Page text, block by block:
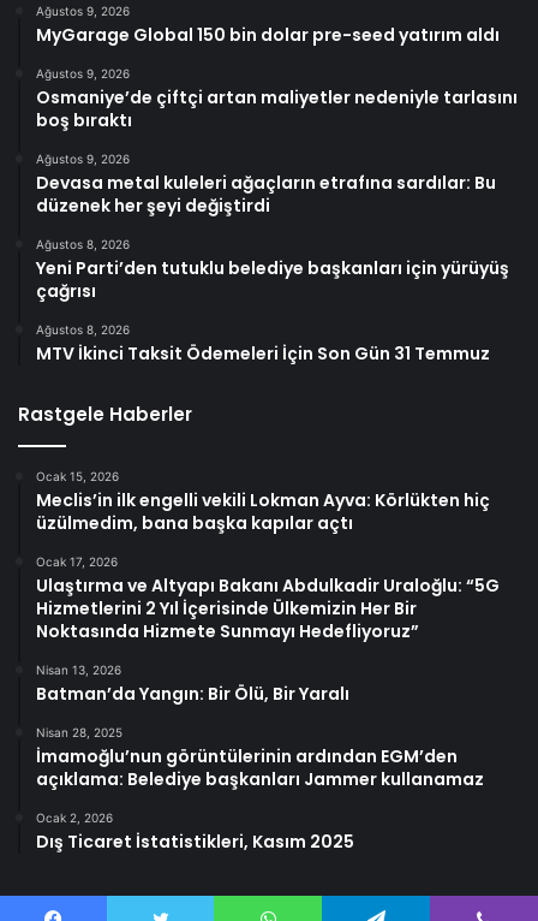
Ağustos 9, 2026
MyGarage Global 150 bin dolar pre-seed yatırım aldı
Ağustos 9, 2026
Osmaniye’de çiftçi artan maliyetler nedeniyle tarlasını
boş bıraktı
Ağustos 9, 2026
Devasa metal kuleleri ağaçların etrafına sardılar: Bu
düzenek her şeyi değiştirdi
Ağustos 8, 2026
Yeni Parti’den tutuklu belediye başkanları için yürüyüş
çağrısı
Ağustos 8, 2026
MTV İkinci Taksit Ödemeleri İçin Son Gün 31 Temmuz
Rastgele Haberler
Ocak 15, 2026
Meclis’in ilk engelli vekili Lokman Ayva: Körlükten hiç
üzülmedim, bana başka kapılar açtı
Ocak 17, 2026
Ulaştırma ve Altyapı Bakanı Abdulkadir Uraloğlu: “5G
Hizmetlerini 2 Yıl İçerisinde Ülkemizin Her Bir
Noktasında Hizmete Sunmayı Hedefliyoruz”
Nisan 13, 2026
Batman’da Yangın: Bir Ölü, Bir Yaralı
Nisan 28, 2025
İmamoğlu’nun görüntülerinin ardından EGM’den
açıklama: Belediye başkanları Jammer kullanamaz
Ocak 2, 2026
Dış Ticaret İstatistikleri, Kasım 2025